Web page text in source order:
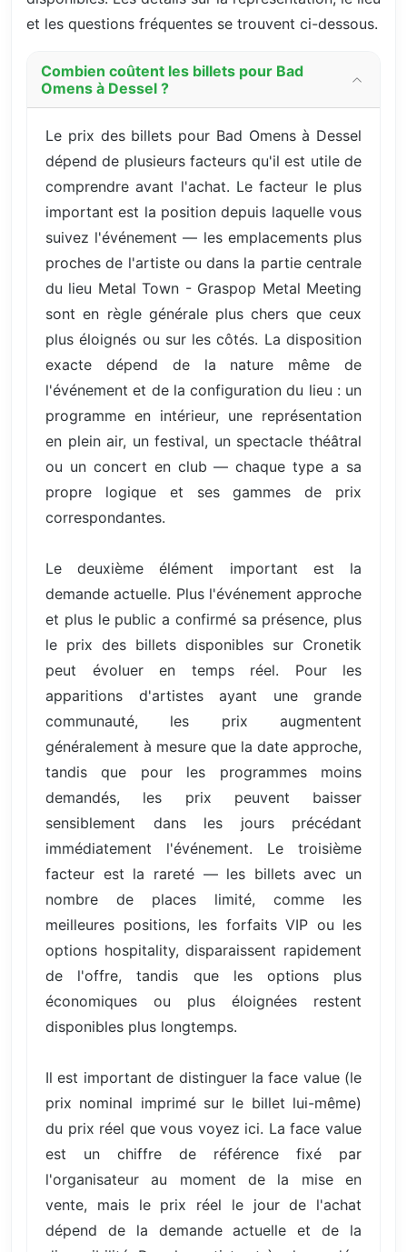
et les questions fréquentes se trouvent ci-dessous.
Combien coûtent les billets pour Bad
Omens à Dessel ?
Le prix des billets pour Bad Omens à Dessel
dépend de plusieurs facteurs qu'il est utile de
comprendre avant l'achat. Le facteur le plus
important est la position depuis laquelle vous
suivez l'événement — les emplacements plus
proches de l'artiste ou dans la partie centrale
du lieu Metal Town - Graspop Metal Meeting
sont en règle générale plus chers que ceux
plus éloignés ou sur les côtés. La disposition
exacte dépend de la nature même de
l'événement et de la configuration du lieu : un
programme en intérieur, une représentation
en plein air, un festival, un spectacle théâtral
ou un concert en club — chaque type a sa
propre logique et ses gammes de prix
correspondantes.
Le deuxième élément important est la
demande actuelle. Plus l'événement approche
et plus le public a confirmé sa présence, plus
le prix des billets disponibles sur Cronetik
peut évoluer en temps réel. Pour les
apparitions d'artistes ayant une grande
communauté, les prix augmentent
généralement à mesure que la date approche,
tandis que pour les programmes moins
demandés, les prix peuvent baisser
sensiblement dans les jours précédant
immédiatement l'événement. Le troisième
facteur est la rareté — les billets avec un
nombre de places limité, comme les
meilleures positions, les forfaits VIP ou les
options hospitality, disparaissent rapidement
de l'offre, tandis que les options plus
économiques ou plus éloignées restent
disponibles plus longtemps.
Il est important de distinguer la face value (le
prix nominal imprimé sur le billet lui-même)
du prix réel que vous voyez ici. La face value
est un chiffre de référence fixé par
l'organisateur au moment de la mise en
vente, mais le prix réel le jour de l'achat
dépend de la demande actuelle et de la